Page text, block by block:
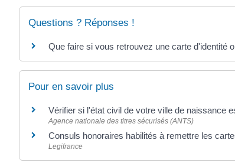
Questions ? Réponses !
Que faire si vous retrouvez une carte d'identité
Pour en savoir plus
Vérifier si l'état civil de votre ville de naissance
Agence nationale des titres sécurisés (ANTS)
Consuls honoraires habilités à remettre les
Legifrance